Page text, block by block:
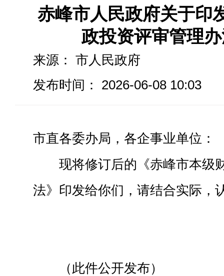
赤峰市人民政府关于印
政投资评审管理
来源： 市人民政府
发布时间： 2026-06-08 10:03
市直各委办局，各企事业单位：
现将修订后的《赤峰市本级
法》印发给你们，请结合实际，
（此件公开发布）